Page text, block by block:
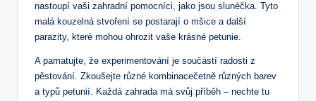
nastoupí vaši zahradní pomocníci, jako jsou slunéčka. Tyto
malá kouzelná stvoření se postarají o mšice a další
parazity, které mohou ohrozit vaše krásné petunie.
A pamatujte, že experimentování je součástí radosti z
pěstování. Zkoušejte různé kombinacečetně různých barev
a typů petunií. Každá zahrada má svůj příběh – nechte tu